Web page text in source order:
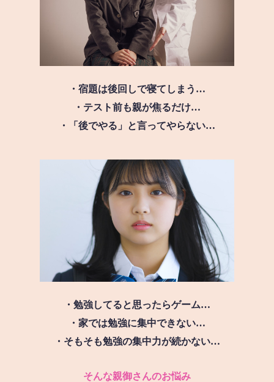
・宿題は後回しで寝てしまう…
・テスト前も親が焦るだけ…
・「後でやる」と言ってやらない…
・勉強してると思ったらゲーム…
・家では勉強に集中できない…
・そもそも勉強の集中力が続かない…
そんな親御さんのお悩み